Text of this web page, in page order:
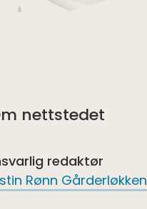
nettstedet
redaktør
Rønn Gårderløkken